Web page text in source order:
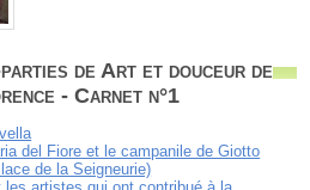
de Art et douceur de
- Carnet n°1
del Fiore et le campanile de Giotto
de la Seigneurie)